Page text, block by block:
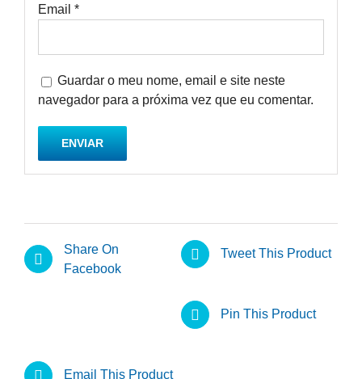
Email *
Guardar o meu nome, email e site neste
navegador para a próxima vez que eu comentar.
Share On
Facebook
Tweet This Product
Pin This Product
Email This Product